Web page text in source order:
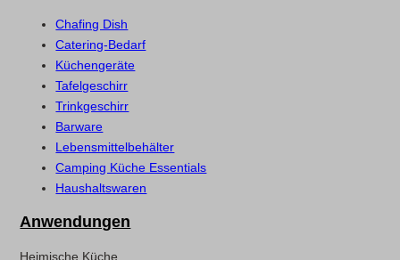
Chafing Dish
Catering-Bedarf
Küchengeräte
Tafelgeschirr
Trinkgeschirr
Barware
Lebensmittelbehälter
Camping Küche Essentials
Haushaltswaren
Anwendungen
Heimische Küche